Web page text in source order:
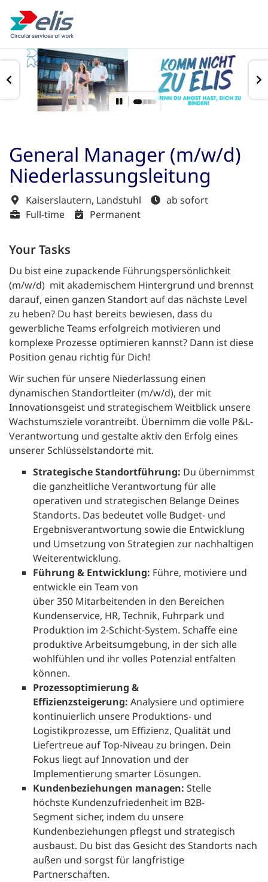
General Manager (m/w/d)
Niederlassungsleitung
Kaiserslautern, Landstuhl
ab sofort
Full-time
Permanent
Your Tasks
Du bist eine zupackende Führungspersönlichkeit
(m/w/d) mit akademischem Hintergrund und brennst
darauf, einen ganzen Standort auf das nächste Level
zu heben? Du hast bereits bewiesen, dass du
gewerbliche Teams erfolgreich motivieren und
komplexe Prozesse optimieren kannst? Dann ist diese
Position genau richtig für Dich!
Wir suchen für unsere Niederlassung einen
dynamischen Standortleiter (m/w/d), der mit
Innovationsgeist und strategischem Weitblick unsere
Wachstumsziele vorantreibt. Übernimm die volle P&L-
Verantwortung und gestalte aktiv den Erfolg eines
unserer Schlüsselstandorte mit.
Strategische Standortführung: Du übernimmst
die ganzheitliche Verantwortung für alle
operativen und strategischen Belange Deines
Standorts. Das bedeutet volle Budget- und
Ergebnisverantwortung sowie die Entwicklung
und Umsetzung von Strategien zur nachhaltigen
Weiterentwicklung.
Führung & Entwicklung: Führe, motiviere und
entwickle ein Team von
über 350 Mitarbeitenden in den Bereichen
Kundenservice, HR, Technik, Fuhrpark und
Produktion im 2-Schicht-System. Schaffe eine
produktive Arbeitsumgebung, in der sich alle
wohlfühlen und ihr volles Potenzial entfalten
können.
Prozessoptimierung &
Effizienzsteigerung: Analysiere und optimiere
kontinuierlich unsere Produktions- und
Logistikprozesse, um Effizienz, Qualität und
Liefertreue auf Top-Niveau zu bringen. Dein
Fokus liegt auf Innovation und der
Implementierung smarter Lösungen.
Kundenbeziehungen managen: Stelle
höchste Kundenzufriedenheit im B2B-
Segment sicher, indem du unsere
Kundenbeziehungen pflegst und strategisch
ausbaust. Du bist das Gesicht des Standorts nach
außen und sorgst für langfristige
Partnerschaften.